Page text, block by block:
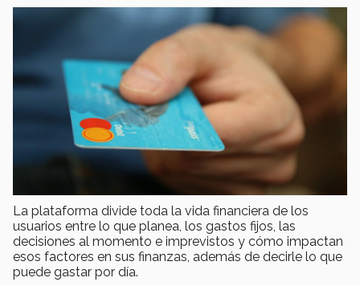
La plataforma divide toda la vida financiera de los
usuarios entre lo que planea, los gastos fijos, las
decisiones al momento e imprevistos y cómo impactan
esos factores en sus finanzas, además de decirle lo que
puede gastar por día.